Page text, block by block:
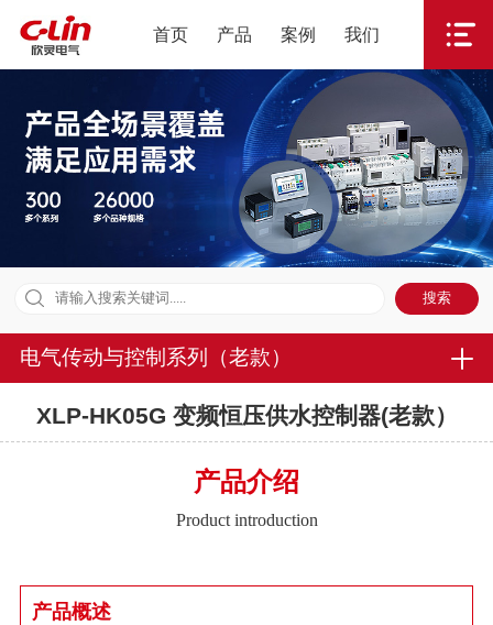
首页 产品 案例 我们
电气传动与控制系列（老款）
XLP-HK05G 变频恒压供水控制器(老款）
产品介绍
Product introduction
产品概述